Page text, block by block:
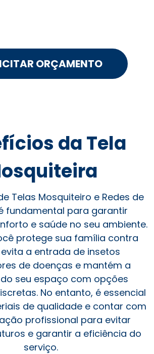
ORÇAMENTO
da Tela
Telas Mosquiteiro e Redes de
fundamental para garantir
e saúde no seu ambiente.
protege sua família contra
a entrada de insetos
de doenças e mantém a
seu espaço com opções
No entanto, é essencial
de qualidade e contar com
profissional para evitar
e garantir a eficiência do
serviço.